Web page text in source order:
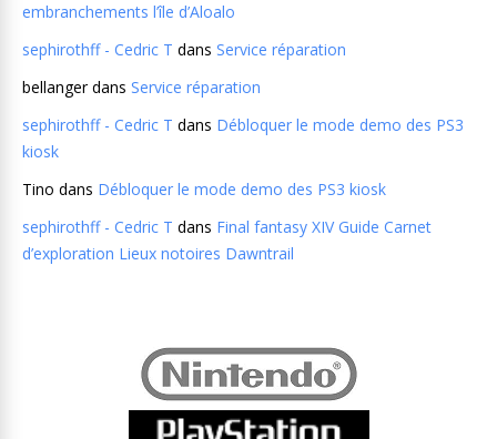
embranchements l’île d’Aloalo
sephirothff - Cedric T dans Service réparation
bellangerdans Service réparation
sephirothff - Cedric T dans Débloquer le mode demo des PS3
kiosk
Tino dans Débloquer le mode demo des PS3 kiosk
sephirothff - Cedric T dans Final fantasy XIV Guide Carnet
d’exploration Lieux notoires Dawntrail